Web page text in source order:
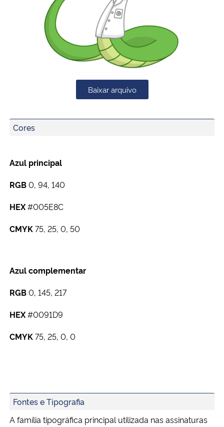
Baixar arquivo
Cores
Azul principal
RGB0, 94, 140
HEX#005E8C
CMYK75, 25, 0, 50
Azul complementar
RGB0, 145, 217
HEX#0091D9
CMYK75, 25, 0, 0
Fontes e Tipografia
A família tipográfica principal utilizada nas assinaturas